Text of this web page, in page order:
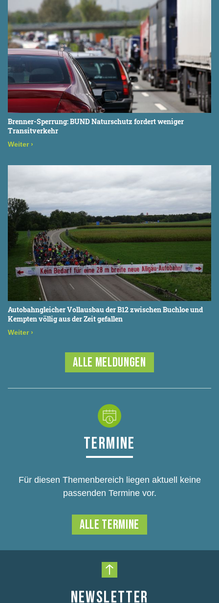
BUND Naturschutz in Bayern
Landesfachgeschäftsstelle München
Pettenkoferstraße 10a
80336 München
Brenner-Sperrung: BUND Naturschutz fordert weniger
Transitverkehr
Weiter ›
Autobahngleicher Vollausbau der B12 zwischen Buchloe und
Kempten völlig aus der Zeit gefallen
Weiter ›
ALLE MELDUNGEN
TERMINE
Für diesen Themenbereich liegen aktuell keine
passenden Termine vor.
ALLE TERMINE
Nach oben scrollen
NEWSLETTER